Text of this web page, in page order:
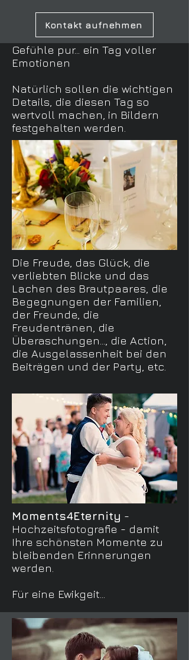
Kontakt aufnehmen
Gefühle pur... ein Tag voller
Emotionen
Natürlich sollen die wichtigen
Details, die diesen Tag so
wertvoll machen in Bildern
festgehalten werden.
Die Freude, das Glück, die
verliebten Blicke und das
Lachen des Brautpaares, die
Begegnungen der Familien,
der Freunde, die
Freudentränen, die
Überaschungen..., die Action,
die Ausgelassenheit bei den
Beiträgen und der Party, etc.
Moments4Eternity -
Hochzeitsfotografie - damit
Ihre schönsten Momente zu
bleibenden Erinnerungen
werden.
Für eine Ewikgeit...